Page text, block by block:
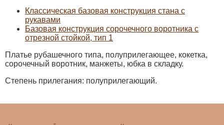
Классическая базовая конструкция стана с
рукавами
Базовая конструкция сорочечного воротника с
отрезной стойкой, тип 1
Платье рубашечного типа, полуприлегающее, кокетка,
сорочечный воротник, манжеты, юбка в складку.
Степень прилегания: полуприлегающий.